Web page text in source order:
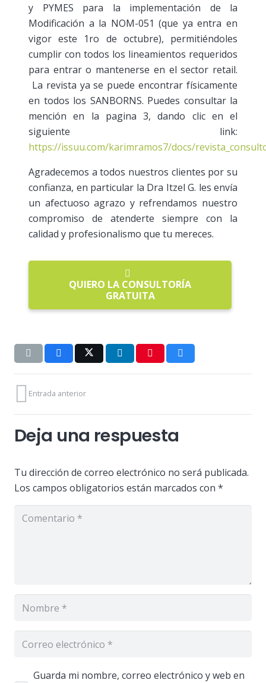
y PYMES para la implementación de la
Modificación a la NOM-051 (que ya entra en
vigor este 1ro de octubre), permitiéndoles
cumplir con todos los lineamientos requeridos
para entrar o mantenerse en el sector retail.
La revista ya se puede encontrar físicamente
en todos los SANBORNS. Puedes consultar la
mención en la pagina 3, dando clic en el
siguiente link:
https://issuu.com/karimramos7/docs/
Agradecemos a todos nuestros clientes por su
confianza, en particular la Dra Itzel G. les envía
un afectuoso agrazo y refrendamos nuestro
compromiso de atenderte siempre con la
calidad y profesionalismo que tu mereces.
QUIERO LA CONSULTORÍA
GRATUITA
Entrada anterior
Deja una respuesta
Tu dirección de correo electrónico no será publicada.
Los campos obligatorios están marcados con *
Guarda mi nombre, correo electrónico y web en